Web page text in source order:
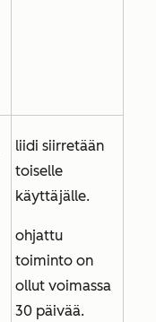
liidi siirretään
toiselle
käyttäjälle.
ohjattu
toiminto on
ollut voimassa
30 päivää.